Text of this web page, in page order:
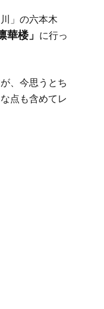
」の六本木
華楼」
に行っ
、今思うとち
点も含めてレ